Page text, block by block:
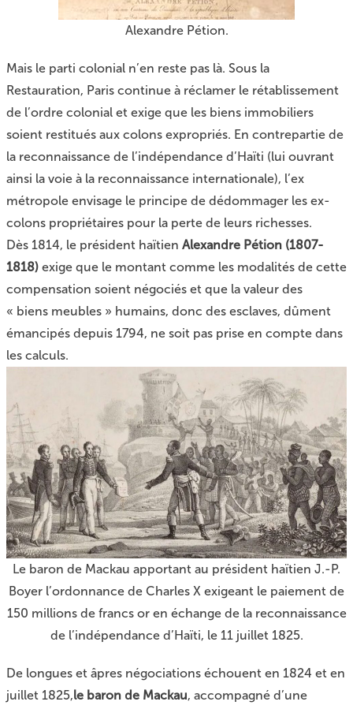
Alexandre Pétion.
Mais le parti colonial n’en reste pas là. Sous la
Restauration, Paris continue à réclamer le rétablissement
de l’ordre colonial et exige que les biens immobiliers
soient restitués aux colons expropriés. En contrepartie de
la reconnaissance de l’indépendance d’Haïti (lui ouvrant
ainsi la voie à la reconnaissance internationale), l’ex
métropole envisage le principe de dédommager les ex-
colons propriétaires pour la perte de leurs richesses.
Dès 1814, le président haïtien Alexandre Pétion (1807-
1818) exige que le montant comme les modalités de cette
compensation soient négociés et que la valeur des
« biens meubles » humains, donc des esclaves, dûment
émancipés depuis 1794, ne soit pas prise en compte dans
les calculs.
Le baron de Mackau apportant au président haïtien J.-P.
Boyer l’ordonnance de Charles X exigeant le paiement de
150 millions de francs or en échange de la reconnaissance
de l’indépendance d’Haïti, le 11 juillet 1825.
De longues et âpres négociations échouent en 1824 et en
juillet 1825,le baron de Mackau, accompagné d’une